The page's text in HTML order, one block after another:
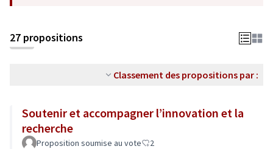
27 propositions
Classement des propositions par :
Soutenir et accompagner l’innovation et la
recherche
Proposition soumise au vote 2